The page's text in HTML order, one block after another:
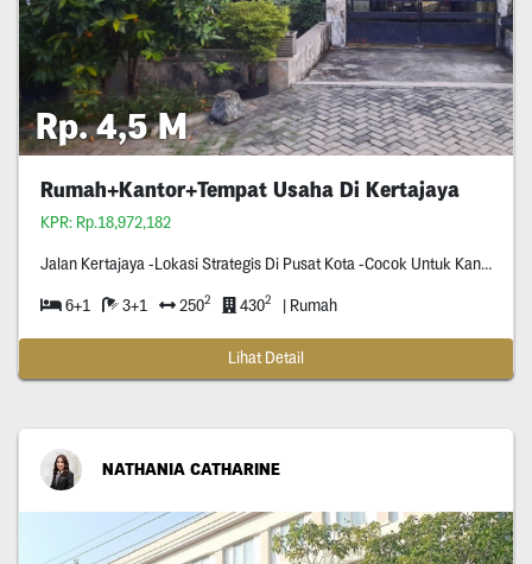
Rp. 4,5 M
Rumah+Kantor+Tempat Usaha Di Kertajaya
KPR: Rp.18,972,182
Jalan Kertajaya -Lokasi Strategis Di Pusat Kota -Cocok Untuk Kantor/Tempat Usaha/Kos/Dll (Karena Disitu Banyak Kos,Tempat Usaha,Hotel) -Row Jalan Lebar (Truk Ban Dobel & Truk Tronton Bisa Lewat) -Surat Shm
6+1 3+1 2502 4302 | Rumah
Lihat Detail
NATHANIA CATHARINE